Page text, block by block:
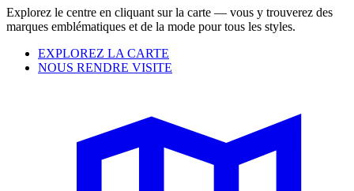
Explorez le centre en cliquant sur la carte — vous y trouverez des
marques emblématiques et de la mode pour tous les styles.
EXPLOREZ LA CARTE
NOUS RENDRE VISITE